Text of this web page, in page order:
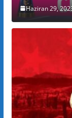
Haziran 29,